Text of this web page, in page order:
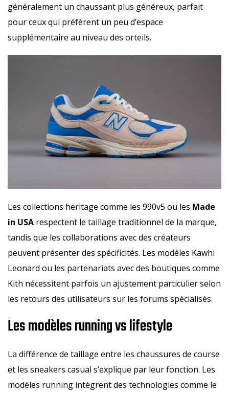
généralement un chaussant plus généreux, parfait
pour ceux qui préfèrent un peu d’espace
supplémentaire au niveau des orteils.
Les collections heritage comme les 990v5 ou les Made
in USA respectent le taillage traditionnel de la marque,
tandis que les collaborations avec des créateurs
peuvent présenter des spécificités. Les modèles Kawhi
Leonard ou les partenariats avec des boutiques comme
Kith nécessitent parfois un ajustement particulier selon
les retours des utilisateurs sur les forums spécialisés.
Les modèles running vs lifestyle
La différence de taillage entre les chaussures de course
et les sneakers casual s’explique par leur fonction. Les
modèles running intègrent des technologies comme le